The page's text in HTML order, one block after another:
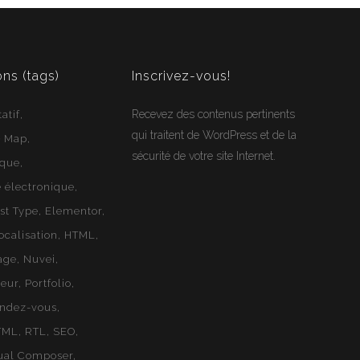
(tags)
Map
électronique
Type
Elementor
HTML
Nuvei
Portfolio
vous
RTL
SEO
Composer
Inscrivez-vous!
Recevez des contenus pertinents
qui traitent de WordPress et de la
sécurité de votre site Internet.